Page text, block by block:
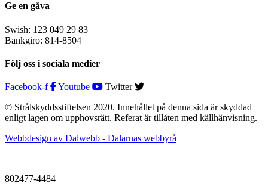
Ge en gåva
Swish: 123 049 29 83
Bankgiro: 814-8504
Följ oss i sociala medier
Facebook-f Youtube
Twitter
© Strålskyddsstiftelsen 2020. Innehållet på denna sida är skyddad
enligt lagen om upphovsrätt. Referat är tillåten med källhänvisning.
Webbdesign av Dalwebb - Dalarnas webbyrå
802477-4484